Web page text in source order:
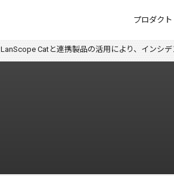
プロダク
LanScope Catと連携製品の活用により、インシ